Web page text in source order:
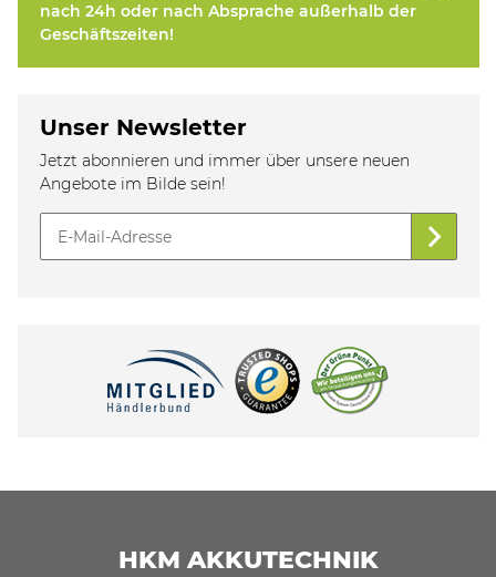
nach 24h oder nach Absprache außerhalb der
Geschäftszeiten!
Unser Newsletter
Jetzt abonnieren und immer über unsere neuen
Angebote im Bilde sein!
HKM AKKUTECHNIK